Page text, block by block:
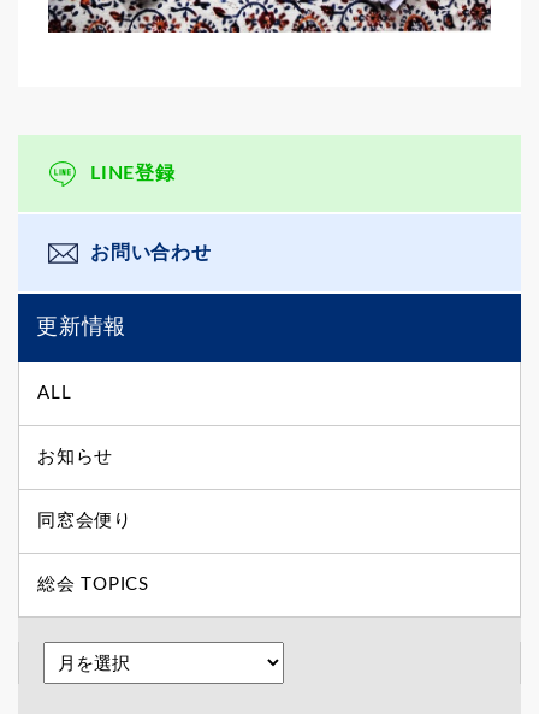
LINE登録
お問い合わせ
更新情報
ALL
お知らせ
同窓会便り
総会 TOPICS